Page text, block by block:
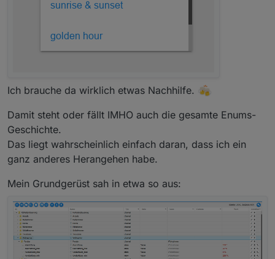
Ich brauche da wirklich etwas Nachhilfe.
Damit steht oder fällt IMHO auch die gesamte Enums-
Geschichte.
Das liegt wahrscheinlich einfach daran, dass ich ein
ganz anderes Herangehen habe.
Mein Grundgerüst sah in etwa so aus: